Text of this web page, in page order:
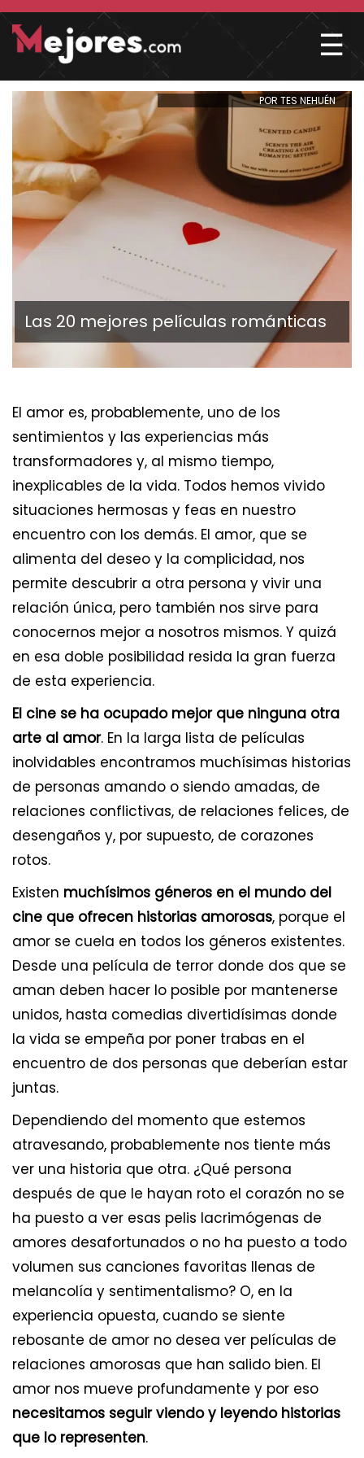
☰
POR TES NEHUÉN
Las 20 mejores películas románticas
El amor es, probablemente, uno de los
sentimientos y las experiencias más
transformadores y, al mismo tiempo,
inexplicables de la vida. Todos hemos vivido
situaciones hermosas y feas en nuestro
encuentro con los demás. El amor, que se
alimenta del deseo y la complicidad, nos
permite descubrir a otra persona y vivir una
relación única, pero también nos sirve para
conocernos mejor a nosotros mismos. Y quizá
en esa doble posibilidad resida la gran fuerza
de esta experiencia.
El cine se ha ocupado mejor que ninguna otra
arte al amor. En la larga lista de películas
inolvidables encontramos muchísimas historias
de personas amando o siendo amadas, de
relaciones conflictivas, de relaciones felices, de
desengaños y, por supuesto, de corazones
rotos.
Existen muchísimos géneros en el mundo del
cine que ofrecen historias amorosas, porque el
amor se cuela en todos los géneros existentes.
Desde una película de terror donde dos que se
aman deben hacer lo posible por mantenerse
unidos, hasta comedias divertidísimas donde
la vida se empeña por poner trabas en el
encuentro de dos personas que deberían estar
juntas.
Dependiendo del momento que estemos
atravesando, probablemente nos tiente más
ver una historia que otra. ¿Qué persona
después de que le hayan roto el corazón no se
ha puesto a ver esas pelis lacrimógenas de
amores desafortunados o no ha puesto a todo
volumen sus canciones favoritas llenas de
melancolía y sentimentalismo? O, en la
experiencia opuesta, cuando se siente
rebosante de amor no desea ver películas de
relaciones amorosas que han salido bien. El
amor nos mueve profundamente y por eso
necesitamos seguir viendo y leyendo historias
que lo representen.